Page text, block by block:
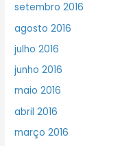
setembro 2016
agosto 2016
julho 2016
junho 2016
maio 2016
abril 2016
março 2016